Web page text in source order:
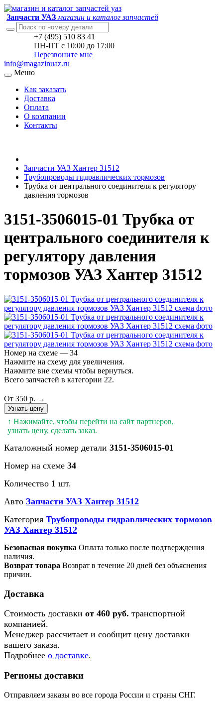
Запчасти УАЗ магазин и каталог запчастей
+7 (495) 510 83 41
ПН-ПТ с 10:00 до 17:00
Перезвоните мне
info@magazinuaz.ru
Меню
Как заказать
Доставка
Оплата
О компании
Контакты
Запчасти УАЗ Хантер 31512
Трубопроводы гидравлических тормозов
Трубка от центрального соединителя к регулятору
давления тормозов
3151-3506015-01 Трубка от
центрального соединителя к
регулятору давления
тормозов УАЗ Хантер 31512
Номер на схеме — 34
Нажмите на схему для увеличения.
Нажмите вне схемы чтобы вернуться.
Всего запчастей в категории 22.
От 350 р. →
Узнать цену
↑ Нажимайте, чтобы перейти на сайт партнеров,
узнать цену, сделать заказ.
Каталожный номер детали 3151-3506015-01
Номер на схеме 34
Количество 1 шт.
Авто Запчасти УАЗ Хантер 31512
Категория Трубопроводы гидравлических тормозов
УАЗ Хантер 31512
Безопасная покупка Оплата только после подтверждения
наличия.
Возврат товара Возврат в течение 20 дней без объяснения
причин.
Доставка
Стоимость доставки от 460 руб. транспортной
компанией.
Менеджер рассчитает и сообщит цену доставки
вашего заказа.
Подробнее о доставке.
Регионы доставки
Отправляем заказы во все города России и страны СНГ.